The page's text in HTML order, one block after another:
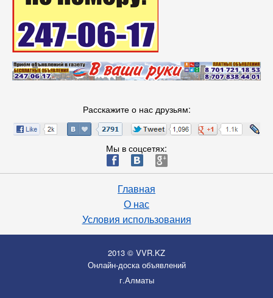
Расскажите о нас друзьям:
Мы в соцсетях:
ä æ è
Главная
О нас
Условия использования
2013 © VVR.KZ
Онлайн-доска объявлений
г.Алматы